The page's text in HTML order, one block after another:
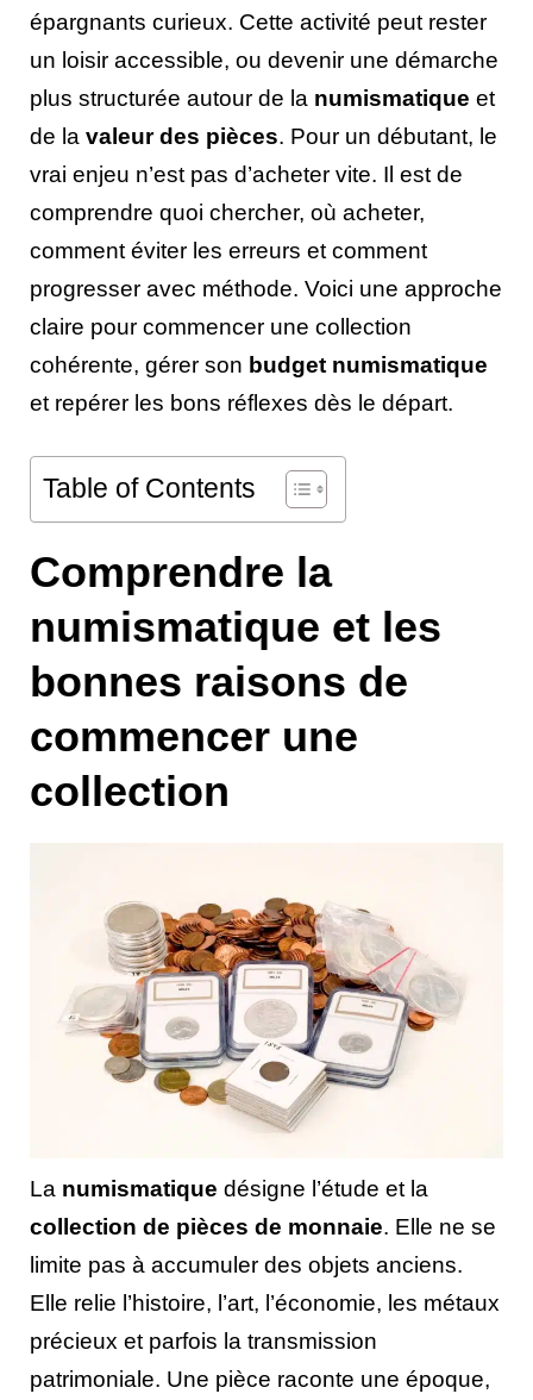
épargnants curieux. Cette activité peut rester
un loisir accessible, ou devenir une démarche
plus structurée autour de la numismatique et
de la valeur des pièces. Pour un débutant, le
vrai enjeu n’est pas d’acheter vite. Il est de
comprendre quoi chercher, où acheter,
comment éviter les erreurs et comment
progresser avec méthode. Voici une approche
claire pour commencer une collection
cohérente, gérer son budget numismatique
et repérer les bons réflexes dès le départ.
Table of Contents
Comprendre la
numismatique et les
bonnes raisons de
commencer une
collection
La numismatique désigne l’étude et la
collection de pièces de monnaie. Elle ne se
limite pas à accumuler des objets anciens.
Elle relie l’histoire, l’art, l’économie, les métaux
précieux et parfois la transmission
patrimoniale. Une pièce raconte une époque,